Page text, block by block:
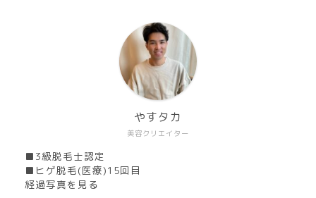
美容クリエイター
やすタカ
■3級脱毛士認定
■ヒゲ脱毛(医療)15回目
経過写真を見る